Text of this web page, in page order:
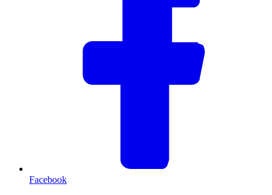
Facebook